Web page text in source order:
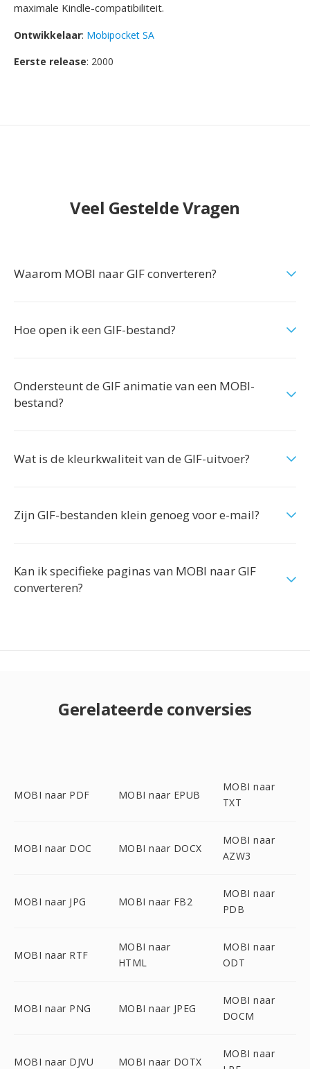
maximale Kindle-compatibiliteit.
Ontwikkelaar: Mobipocket SA
Eerste release: 2000
Veel Gestelde Vragen
Waarom MOBI naar GIF converteren?
Hoe open ik een GIF-bestand?
Ondersteunt de GIF animatie van een MOBI-
bestand?
Wat is de kleurkwaliteit van de GIF-uitvoer?
Zijn GIF-bestanden klein genoeg voor e-mail?
Kan ik specifieke paginas van MOBI naar GIF
converteren?
Gerelateerde conversies
MOBI naar PDF MOBI naar EPUB
MOBI naar
TXT
MOBI naar DOC MOBI naar DOCX
MOBI naar
AZW3
MOBI naar JPG MOBI naar FB2
MOBI naar
PDB
MOBI naar RTF
MOBI naar
HTML
MOBI naar
ODT
MOBI naar PNG MOBI naar JPEG
MOBI naar
DOCM
MOBI naar DJVU MOBI naar DOTX
MOBI naar